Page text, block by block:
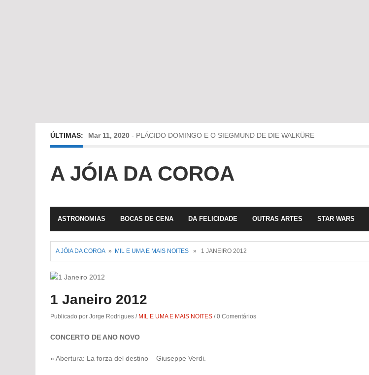
ÚLTIMAS: Mar 11, 2020 - PLÁCIDO DOMINGO E O SIEGMUND DE DIE WALKÜRE
Abr 10, 2019-Só em Bayreuth? Era o que faltava!!!
Fev 22, 2019-Jorge Rodrigues conversa com Olga Roriz
A JÓIA DA COROA
ASTRONOMIAS BOCAS DE CENA DA FELICIDADE OUTRAS ARTES STAR WARS
A JÓIA DA COROA » MIL E UMA E MAIS NOITES » 1 JANEIRO 2012
1 Janeiro 2012
Publicado por Jorge Rodrigues / MIL E UMA E MAIS NOITES /0 Comentários
CONCERTO DE ANO NOVO
» Abertura: La forza del destino – Giuseppe Verdi.